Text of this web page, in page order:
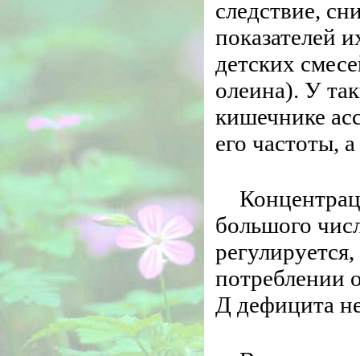
следствие,
показателей
детских
олеина). У
кишечнике
его частоты,
большого
потреблении
Д дефицита